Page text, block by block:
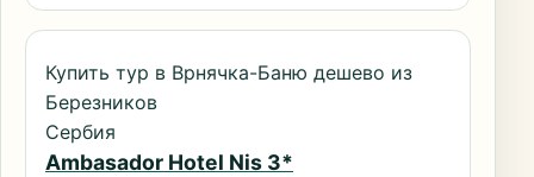
Купить тур в Врнячка-Баню дешево из
Березников
Сербия
Ambasador Hotel Nis 3*